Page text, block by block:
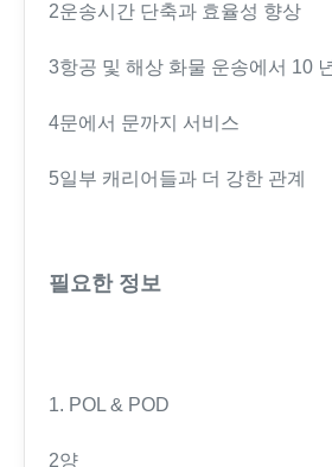
2운송시간 단축과 효율성 향상
3항공 및 해상 화물 운송에서 10
4문에서 문까지 서비스
5일부 캐리어들과 더 강한 관계
필요한 정보
1. POL & POD
2양